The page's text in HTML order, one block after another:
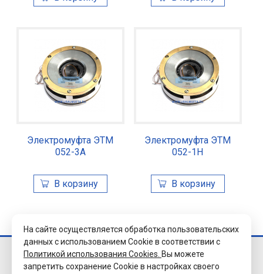
Электромуфта ЭТМ
052-3А
Электромуфта ЭТМ
052-1Н
© 2026 Завод
«Уралэлектромуфта»
На сайте осуществляется обработка пользовательских
данных с использованием Cookie в соответствии с
Политикой использования Cookies. Вы можете
запретить сохранение Cookie в настройках своего